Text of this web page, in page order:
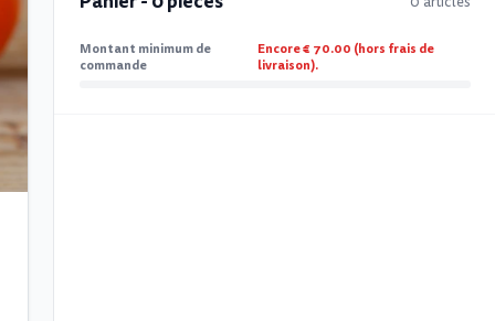
Montant minimum de
commande
Encore € 70.00 (hors frais de
livraison).